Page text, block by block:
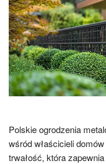
Polskie ogrodzenia
wśród właścicieli
trwałość, która